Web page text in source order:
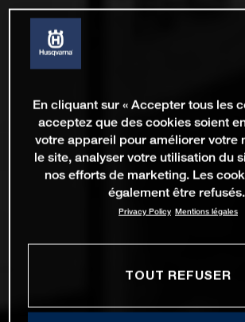
En cliquant sur « Accepter tous les
acceptez que des cookies soient
votre appareil pour améliorer votre
le site, analyser votre utilisation du
nos efforts de marketing. Les
également être refusés.
Privacy Policy Mentions légales
TOUT REFUSER